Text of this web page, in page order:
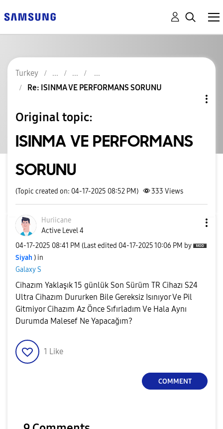
Turkey
Re: ISINMA VE PERFORMANS SORUNU
Original topic:
ISINMA VE PERFORMANS
SORUNU
(Topic created on: 04-17-2025 08:52 PM) 333 Views
Huriicane
Active Level 4
‎04-17-2025 08:41 PM (Last edited ‎04-17-202510:06 PM by
Siyah ) in
Galaxy S
Cihazım Yaklaşık 15 günlük Son Sürüm TR Cihazı S24
Ultra Cihazım Dururken Bile Gereksiz Isınıyor Ve Pil
Gitmiyor Cihazım Az Önce Sıfırladım Ve Hala Aynı
Durumda Malesef Ne Yapacağım?
1 Like
COMMENT